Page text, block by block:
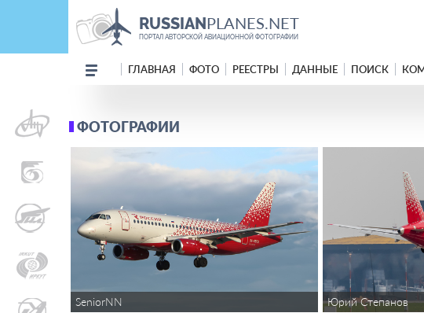
RUSSIANPLANES.NET
ПОРТАЛ АВТОРСКОЙ АВИАЦИОННОЙ ФОТОГРАФИИ
ГЛАВНАЯ ФОТО РЕЕСТРЫ ДАННЫЕ ПОИСК
ФОТОГРАФИИ
SeniorNN Юрий Степанов